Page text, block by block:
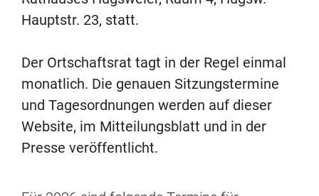
Hauptstr. 23, statt.
Der Ortschaftsrat tagt in der Regel einmal
monatlich. Die genauen Sitzungstermine
und Tagesordnungen werden auf dieser
Website, im Mitteilungsblatt und in der
Presse veröffentlicht.